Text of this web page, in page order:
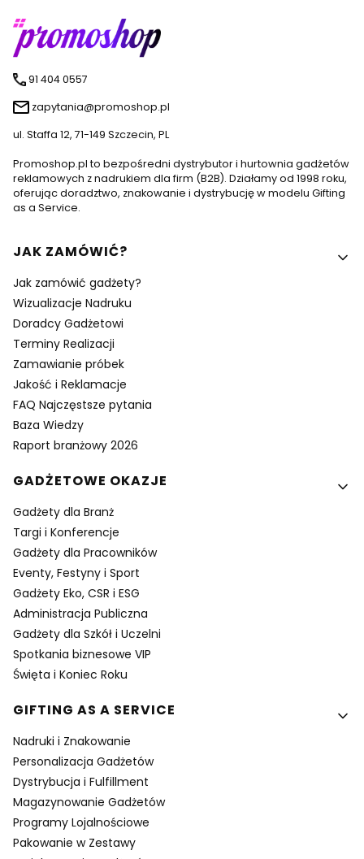
91 404 0557
zapytania@promoshop.pl
ul. Staffa 12, 71-149 Szczecin, PL
Promoshop.pl to bezpośredni dystrybutor i hurtownia gadżetów
reklamowych z nadrukiem dla firm (B2B). Działamy od 1998 roku,
oferując doradztwo, znakowanie i dystrybucję w modelu Gifting
as a Service.
Linki w stopce
JAK ZAMÓWIĆ?
Jak zamówić gadżety?
Wizualizacje Nadruku
Doradcy Gadżetowi
Terminy Realizacji
Zamawianie próbek
Jakość i Reklamacje
FAQ Najczęstsze pytania
Baza Wiedzy
Raport branżowy 2026
GADŻETOWE OKAZJE
Gadżety dla Branż
Targi i Konferencje
Gadżety dla Pracowników
Eventy, Festyny i Sport
Gadżety Eko, CSR i ESG
Administracja Publiczna
Gadżety dla Szkół i Uczelni
Spotkania biznesowe VIP
Święta i Koniec Roku
GIFTING AS A SERVICE
Nadruki i Znakowanie
Personalizacja Gadżetów
Dystrybucja i Fulfillment
Magazynowanie Gadżetów
Programy Lojalnościowe
Pakowanie w Zestawy